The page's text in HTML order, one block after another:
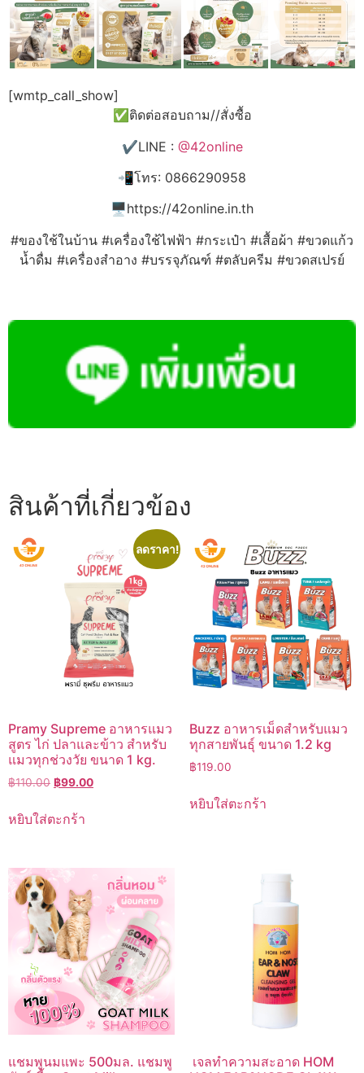
[wmtp_call_show]
✅ติดต่อสอบถาม//สั่งซื้อ
✔️LINE : @42online
📲โทร: 0866290958
🖥️https://42online.in.th
#ของใช้ในบ้าน #เครื่องใช้ไฟฟ้า #กระเป๋า #เสื้อผ้า #ขวดแก้ว
น้ำดื่ม #เครื่องสำอาง #บรรจุภัณฑ์ #ตลับครีม #ขวดสเปรย์
สินค้าที่เกี่ยวข้อง
ลดราคา!
Pramy Supreme อาหารแมว
สูตร ไก่ ปลาและข้าว สำหรับ
แมวทุกช่วงวัย ขนาด 1 kg.
฿110.00 Original
was:
฿99.00Current
หยิบใส่ตะกร้า
Buzz อาหารเม็ดสำหรับแมว
ทุกสายพันธุ์ ขนาด 1.2 kg
฿119.00
หยิบใส่ตะกร้า
แชมพูนมแพะ 500มล. แชมพู
เจลทำความสะอาด HOM